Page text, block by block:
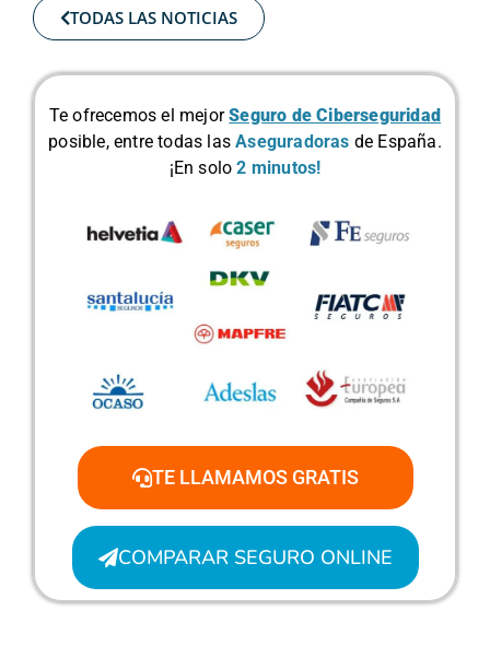
TODAS LAS NOTICIAS
Te ofrecemos el mejorSeguro de Ciberseguridad
posible, entre todas lasAseguradoras de España.
¡En solo2 minutos!
TE LLAMAMOS GRATIS
COMPARAR SEGURO ONLINE